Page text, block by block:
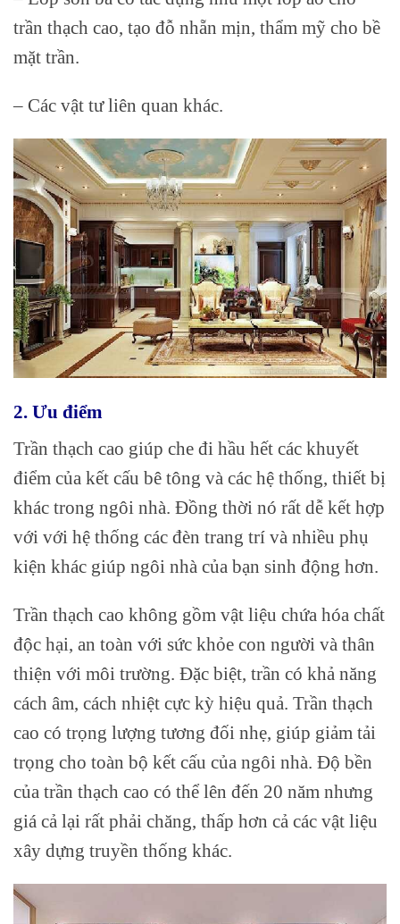
trần thạch cao, tạo đỗ nhẵn mịn, thẩm mỹ cho bề
mặt trần.
– Các vật tư liên quan khác.
2. Ưu điểm
Trần thạch cao giúp che đi hầu hết các khuyết
điểm của kết cấu bê tông và các hệ thống, thiết bị
khác trong ngôi nhà. Đồng thời nó rất dễ kết hợp
với với hệ thống các đèn trang trí và nhiều phụ
kiện khác giúp ngôi nhà của bạn sinh động hơn.
Trần thạch cao không gồm vật liệu chứa hóa chất
độc hại, an toàn với sức khỏe con người và thân
thiện với môi trường. Đặc biệt, trần có khả năng
cách âm, cách nhiệt cực kỳ hiệu quả. Trần thạch
cao có trọng lượng tương đối nhẹ, giúp giảm tải
trọng cho toàn bộ kết cấu của ngôi nhà. Độ bền
của trần thạch cao có thể lên đến 20 năm nhưng
giá cả lại rất phải chăng, thấp hơn cả các vật liệu
xây dựng truyền thống khác.